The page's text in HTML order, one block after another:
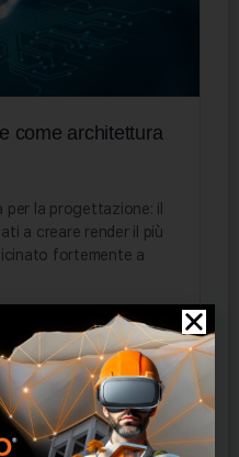
come architettura
per la progettazione: il
a creare render il più
fortemente a
0